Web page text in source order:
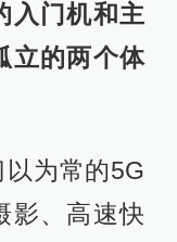
入门机和主
立的两个体
为常的5G
影、高速快